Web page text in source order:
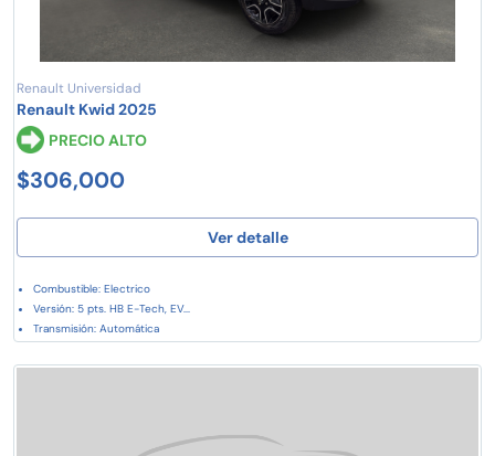
Renault Universidad
Renault Kwid 2025
PRECIO ALTO
$306,000
Ver detalle
Combustible: Electrico
Versión: 5 pts. HB E-Tech, EV...
Transmisión: Automática